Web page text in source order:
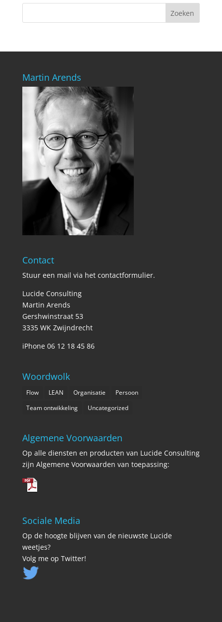
Martin Arends
Contact
Stuur een mail via het contactformulier.
Lucide Consulting
Martin Arends
Gershwinstraat 53
3335 WK Zwijndrecht
iPhone 06 12 18 45 86
Woordwolk
Flow LEAN Organisatie
Persoon
Team ontwikkeling
Uncategorized
Algemene Voorwaarden
Op alle diensten en producten van Lucide Consulting
zijn Algemene Voorwaarden van toepassing:
Sociale Media
Op de hoogte blijven van de nieuwste Lucide
weetjes?
Volg me op Twitter!